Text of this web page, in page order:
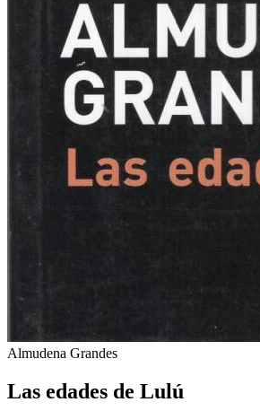
Almudena Grandes
Las edades de Lulú